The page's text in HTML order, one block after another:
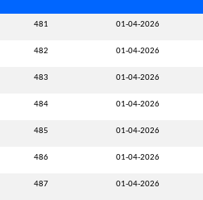
481 01-04-2026
482 01-04-2026
483 01-04-2026
484 01-04-2026
485 01-04-2026
486 01-04-2026
487 01-04-2026